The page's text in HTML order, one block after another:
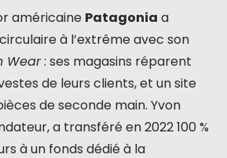
américaine Patagonia a
à l’extrême avec son
Wear: ses magasins réparent
de leurs clients, et un site
de seconde main. Yvon
a transféré en 2022 100 %
à un fonds dédié à la